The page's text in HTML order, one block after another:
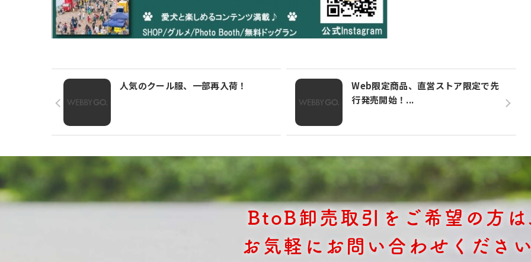
人気のクール服、一部再入荷！
Web限定商品、直営ストア限定で先
行発売開始！...
BtoB卸売取引をご希望の方
お気軽にお問い合わせくださ